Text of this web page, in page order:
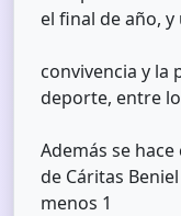
el final de año,
convivencia y la
deporte, entre
Además se
de Cáritas
menos 1